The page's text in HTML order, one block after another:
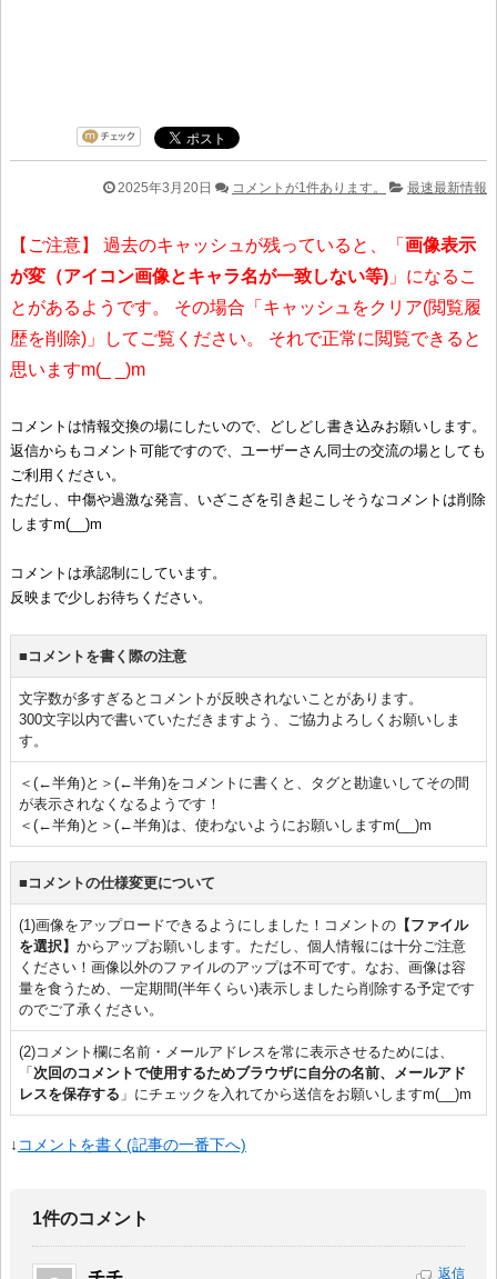
2025年3月20日 コメントが1件あります。 最速最新情報
【ご注意】 過去のキャッシュが残っていると、「 画像表示
が変（アイコン画像とキャラ名が一致しない等) 」になるこ
とがあるようです。 その場合「キャッシュをクリア(閲覧履
歴を削除)」してご覧ください。 それで正常に閲覧できると
思いますm(_ _)m
コメントは情報交換の場にしたいので、どしどし書き込みお願いします。
返信からもコメント可能ですので、ユーザーさん同士の交流の場としても
ご利用ください。
ただし、中傷や過激な発言、いざこざを引き起こしそうなコメントは削除
しますm(__)m
コメントは承認制にしています。
反映まで少しお待ちください。
■コメントを書く際の注意
文字数が多すぎるとコメントが反映されないことがあります。
300文字以内で書いていただきますよう、ご協力よろしくお願いしま
す。
＜(←半角)と＞(←半角)をコメントに書くと、タグと勘違いしてその間
が表示されなくなるようです！
＜(←半角)と＞(←半角)は、使わないようにお願いしますm(__)m
■コメントの仕様変更について
(1)画像をアップロードできるようにしました！コメントの【ファイル
を選択】 からアップお願いします。ただし、個人情報には十分ご注意
ください！画像以外のファイルのアップは不可です。なお、画像は容
量を食うため、一定期間(半年くらい)表示しましたら削除する予定です
のでご了承ください。
(2)コメント欄に名前・メールアドレスを常に表示させるためには、
「 次回のコメントで使用するためブラウザに自分の名前、メールアド
レスを保存する 」にチェックを入れてから送信をお願いしますm(__)m
↓ コメントを書く(記事の一番下へ)
1件のコメント
返信